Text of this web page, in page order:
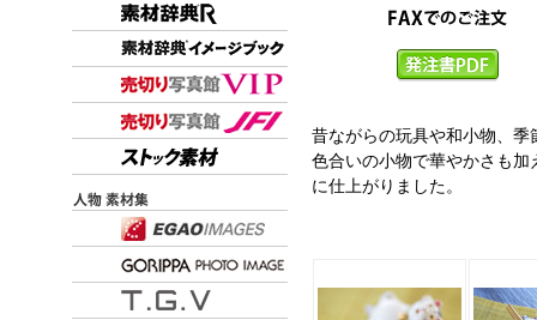
昔ながらの玩具や和小物、
色合いの小物で華やかさも
に仕上がりました。